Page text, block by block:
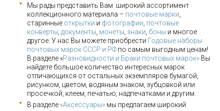
Мы рады представить Вам широкий ассортимент
коллекционного материала – почтовые марки
старинные открытки и фотографии почтовые
конверты документы монеты знаки боны и многое
другое. У нас Вы можете приобрести Годовые наборы
почтовых марок СССР и РФ по самым выгодным ценам!
В разделе «Разновидности и Браки почтовых марок» Вы
найдете большое количество интересных марок
отличающихся от остальных экземпляров бумагой,
рисунком, цветом, водяным знаком, зубцовкой или
просечкой, клеем, печатью, надпечатками и другим.
В разделе «Аксессуары» мы предлагаем широкий